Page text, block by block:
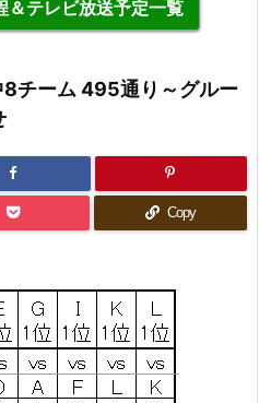
＆テレビ放送予定一覧
チーム 495通り～グルー
Copy